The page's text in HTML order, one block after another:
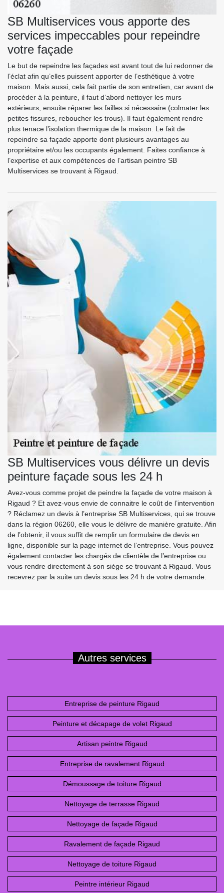
SB Multiservices vous apporte des
services impeccables pour repeindre
votre façade
Le but de repeindre les façades est avant tout de lui redonner de
l’éclat afin qu’elles puissent apporter de l’esthétique à votre
maison. Mais aussi, cela fait partie de son entretien, car avant de
procéder à la peinture, il faut d’abord nettoyer les murs
extérieurs, ensuite réparer les failles si nécessaire (colmater les
petites fissures, reboucher les trous). Il faut également rendre
plus tenace l’isolation thermique de la maison. Le fait de
repeindre sa façade apporte dont plusieurs avantages au
propriétaire et/ou les occupants également. Faites confiance à
l’expertise et aux compétences de l’artisan peintre SB
Multiservices se trouvant à Rigaud.
SB Multiservices vous délivre un devis
peinture façade sous les 24 h
Avez-vous comme projet de peindre la façade de votre maison à
Rigaud ? Et avez-vous envie de connaitre le coût de l’intervention
? Réclamez un devis à l’entreprise SB Multiservices, qui se trouve
dans la région 06260, elle vous le délivre de manière gratuite. Afin
de l’obtenir, il vous suffit de remplir un formulaire de devis en
ligne, disponible sur la page internet de l’entreprise. Vous pouvez
également contacter les chargés de clientèle de l’entreprise ou
vous rendre directement à son siège se trouvant à Rigaud. Vous
recevrez par la suite un devis sous les 24 h de votre demande.
Autres services
Entreprise de peinture Rigaud
Peinture et décapage de volet Rigaud
Artisan peintre Rigaud
Entreprise de ravalement Rigaud
Démoussage de toiture Rigaud
Nettoyage de terrasse Rigaud
Nettoyage de façade Rigaud
Ravalement de façade Rigaud
Nettoyage de toiture Rigaud
Peintre intérieur Rigaud